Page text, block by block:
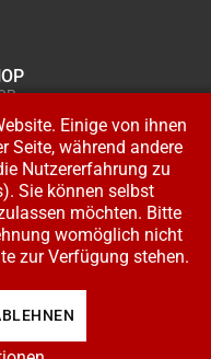
BEARBEITEN
Rechte vorbehalten. Design:
Einige von ihnen
Seite, während andere
Nutzererfahrung zu
Sie können selbst
möchten. Bitte
womöglich nicht
zur Verfügung stehen.